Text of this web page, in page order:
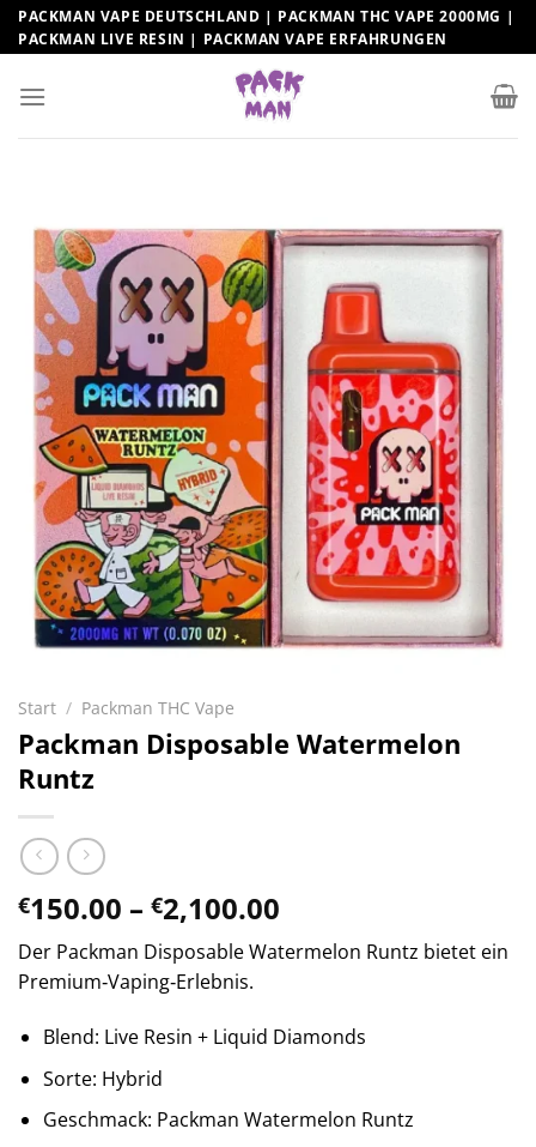
Zum
Inhalt
PACKMAN VAPE DEUTSCHLAND | PACKMAN THC VAPE 2000MG |
PACKMAN LIVE RESIN | PACKMAN VAPE ERFAHRUNGEN
Start / Packman THC Vape
Packman Disposable Watermelon
Runtz
€150.00 – €2,100.00
€150.00
bis
Der Packman Disposable Watermelon Runtz bietet ein
Premium‑Vaping‑Erlebnis.
Blend: Live Resin + Liquid Diamonds
Sorte: Hybrid
Geschmack: Packman Watermelon Runtz